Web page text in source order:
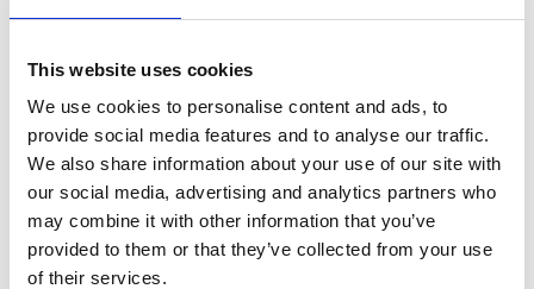
This website uses cookies
We use cookies to personalise content and ads, to
provide social media features and to analyse our traffic.
We also share information about your use of our site with
our social media, advertising and analytics partners who
may combine it with other information that you’ve
provided to them or that they’ve collected from your use
of their services.
Akkermansia muciniphila AKK11
AFU
Extract frunze ceai verde 10:1 (≥25 mg polifenoli,
≥7,5 mg EGCG, echivalent cu 500 mg ceai verde, 4
mg cofeină)